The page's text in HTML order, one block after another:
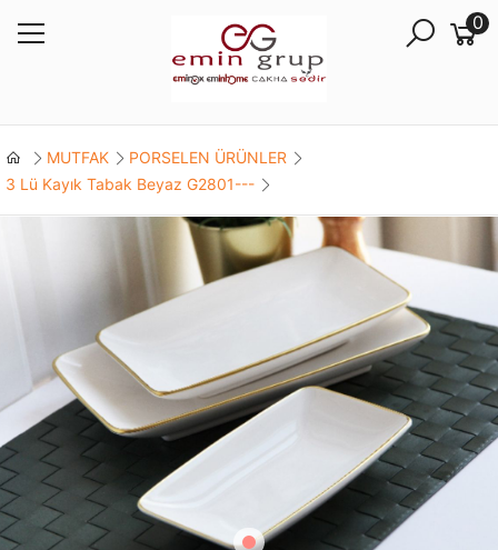
0
MUTFAK
PORSELEN ÜRÜNLER
3 Lü Kayık Tabak Beyaz G2801---